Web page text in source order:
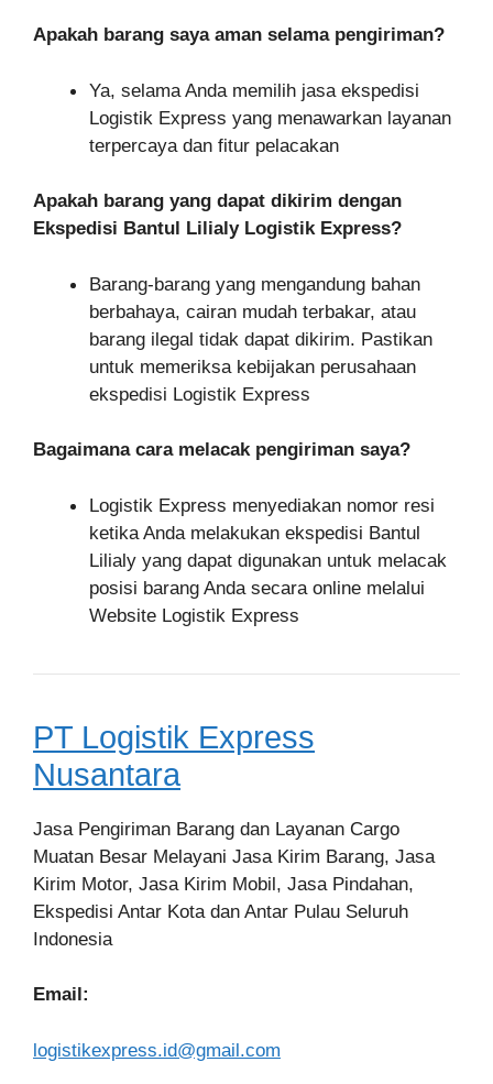
Apakah barang saya aman selama pengiriman?
Ya, selama Anda memilih jasa ekspedisi
Logistik Express yang menawarkan layanan
terpercaya dan fitur pelacakan
Apakah barang yang dapat dikirim dengan
Ekspedisi Bantul Lilialy Logistik Express?
Barang-barang yang mengandung bahan
berbahaya, cairan mudah terbakar, atau
barang ilegal tidak dapat dikirim. Pastikan
untuk memeriksa kebijakan perusahaan
ekspedisi Logistik Express
Bagaimana cara melacak pengiriman saya?
Logistik Express menyediakan nomor resi
ketika Anda melakukan ekspedisi Bantul
Lilialy yang dapat digunakan untuk melacak
posisi barang Anda secara online melalui
Website Logistik Express
PT Logistik Express
Nusantara
Jasa Pengiriman Barang dan Layanan Cargo
Muatan Besar Melayani Jasa Kirim Barang, Jasa
Kirim Motor, Jasa Kirim Mobil, Jasa Pindahan,
Ekspedisi Antar Kota dan Antar Pulau Seluruh
Indonesia
Email:
logistikexpress.id@gmail.com